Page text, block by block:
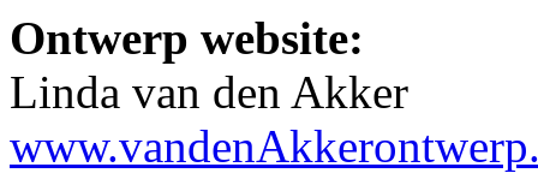
Ontwerp website:
Linda van den Akker